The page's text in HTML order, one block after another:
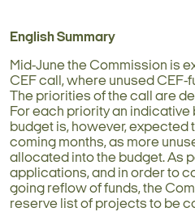
English Summary
Mid-June the Commission is
CEF call, where unused
The priorities of the call are
For each priority an indicative
budget is, however, expected
coming months, as more
allocated into the budget. As
applications, and in order to
going reflow of funds, the
reserve list of projects to be